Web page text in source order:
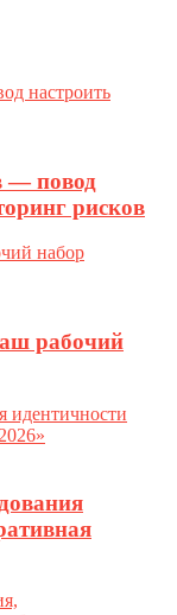
— повод
рисков
рабочий